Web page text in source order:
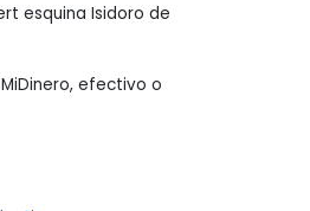
esquina Isidoro de
efectivo o